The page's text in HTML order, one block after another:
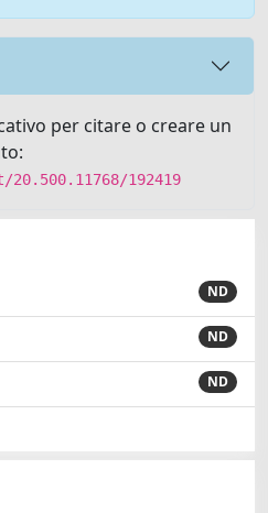
per citare o creare un
192419
ND
ND
ND